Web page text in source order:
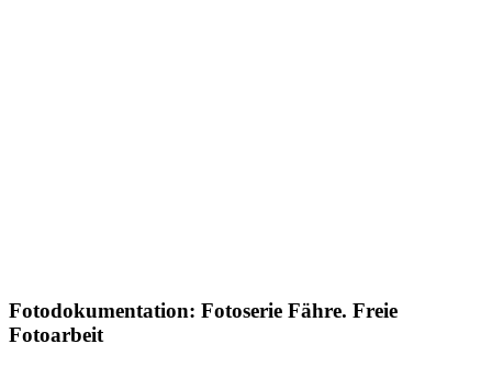
Fotodokumentation: Fotoserie Fähre. Freie
Fotoarbeit